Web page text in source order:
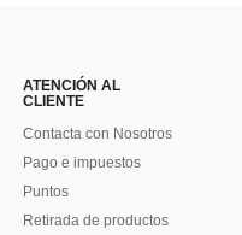
ATENCIÓN AL
CLIENTE
Contacta con Nosotros
Pago e impuestos
Puntos
Retirada de productos